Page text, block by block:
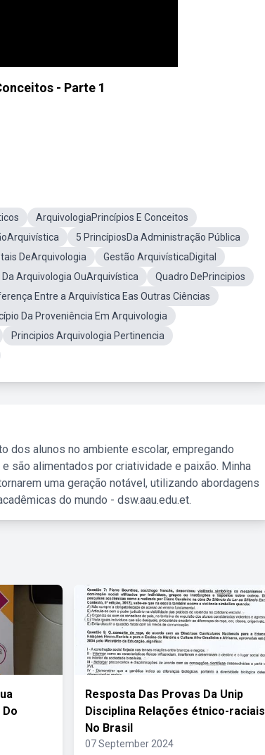
- Parte 1
ArquivologiaPrincípios E Conceitos
5 PrincípiosDa Administração Pública
DeArquivologia
Gestão ArquivísticaDigital
Da Arquivologia OuArquivística
Quadro DePrincipios
Entre a Arquivística Eas Outras Ciências
Da Proveniência Em Arquivologia
Principios Arquivologia Pertinencia
dos alunos no ambiente escolar, empregando
são alimentados por criatividade e paixão. Minha
uma geração notável, utilizando abordagens
do mundo - dsw.aau.edu.et.
Resposta Das Provas Da Unip
Disciplina Relações étnico-raciais
No Brasil
07 September 2024